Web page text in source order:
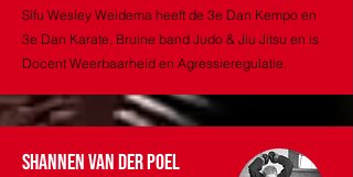
Sifu Wesley Weidema heeft de 3e Dan Kempo en
3e Dan Karate, Bruine band Judo & Jiu Jitsu en is
Docent Weerbaarheid en Agressieregulatie.
shannen van der poel